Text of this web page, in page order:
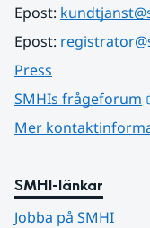
Epost:
Epost:
Press
SMHIs frågeforum
Mer
SMHI-länkar
Jobba på SMHI